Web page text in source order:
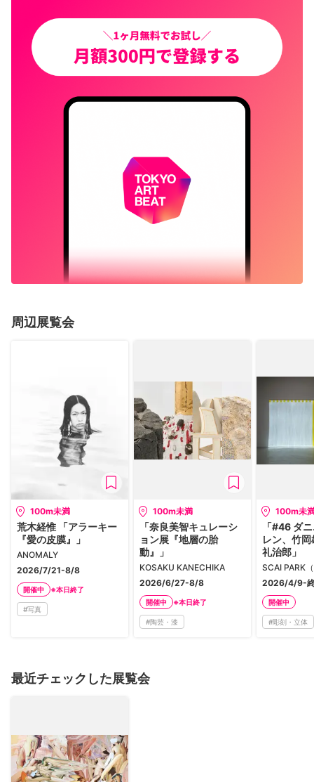
周辺展覧会
100m未満
荒木経惟 「アラーキー
『愛の皮膜』」
ANOMALY
2026/7/21-8/8
開催中 ※本日終了
#写真
100m未満
「奈良美智キュレーシ
ョン展『地層の胎
動』」
KOSAKU KANECHIKA
2026/6/27-8/8
開催中 ※本日終了
#陶芸・漆
100m未
「#46 ダ
レン、竹
礼治郎」
2026/4/9-終
開催中
#彫刻・立体
最近チェックした展覧会